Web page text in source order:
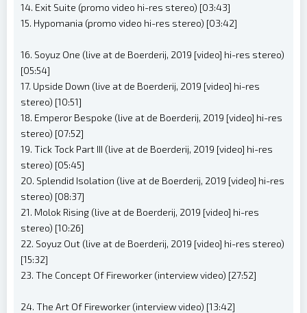
14. Exit Suite (promo video hi-res stereo) [03:43]
15. Hypomania (promo video hi-res stereo) [03:42]
16. Soyuz One (live at de Boerderij, 2019 [video] hi-res stereo)
[05:54]
17. Upside Down (live at de Boerderij, 2019 [video] hi-res
stereo) [10:51]
18. Emperor Bespoke (live at de Boerderij, 2019 [video] hi-res
stereo) [07:52]
19. Tick Tock Part III (live at de Boerderij, 2019 [video] hi-res
stereo) [05:45]
20. Splendid Isolation (live at de Boerderij, 2019 [video] hi-res
stereo) [08:37]
21. Molok Rising (live at de Boerderij, 2019 [video] hi-res
stereo) [10:26]
22. Soyuz Out (live at de Boerderij, 2019 [video] hi-res stereo)
[15:32]
23. The Concept Of Fireworker (interview video) [27:52]
24. The Art Of Fireworker (interview video) [13:42]